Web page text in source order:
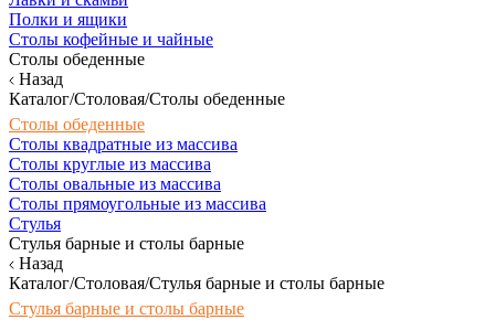
Полки и ящики
Столы кофейные и чайные
Столы обеденные
Назад
Каталог/Столовая/Столы обеденные
Столы обеденные
Столы квадратные из массива
Столы круглые из массива
Столы овальные из массива
Столы прямоугольные из массива
Стулья
Стулья барные и столы барные
Назад
Каталог/Столовая/Стулья барные и столы барные
Стулья барные и столы барные